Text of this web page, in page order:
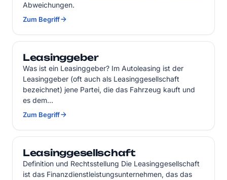
Abweichungen.
Zum Begriff
Leasinggeber
Was ist ein Leasinggeber? Im Autoleasing ist der
Leasinggeber (oft auch als Leasinggesellschaft
bezeichnet) jene Partei, die das Fahrzeug kauft und
es dem…
Zum Begriff
Leasinggesellschaft
Definition und Rechtsstellung Die Leasinggesellschaft
ist das Finanzdienstleistungsunternehmen, das das